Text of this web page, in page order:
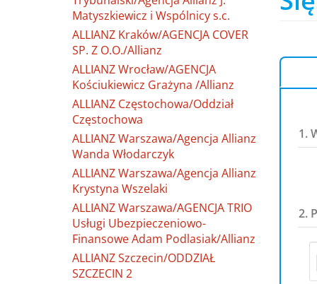
Matyszkiewicz i Wspólnicy s.c.
ALLIANZ Kraków/AGENCJA COVER
SP. Z O.O./Allianz
ALLIANZ Wrocław/AGENCJA
Kościukiewicz Grażyna /Allianz
ALLIANZ Częstochowa/Oddział
Częstochowa
ALLIANZ Warszawa/Agencja Allianz
Wanda Włodarczyk
ALLIANZ Warszawa/Agencja Allianz
Krystyna Wszelaki
ALLIANZ Warszawa/AGENCJA TRIO
Usługi Ubezpieczeniowo-
Finansowe Adam Podlasiak/Allianz
ALLIANZ Szczecin/ODDZIAŁ
SZCZECIN 2
1.
2.